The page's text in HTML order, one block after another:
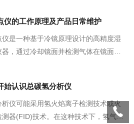
仪的工作原理及产品日常维护
仪是一种基于冷镜原理设计的高精度湿
器，通过冷却镜面并检测气体在镜面上
测量精度高、稳定性强、无需传感器
，适用于对湿度控制要求严苛的工业及
景。冷镜露点仪有一个微型的抛光金属
始认识总碳氢分析仪
析仪可能采用氢火焰离子检测技术或火
测器(FID)技术。在这种技术下，氢气和